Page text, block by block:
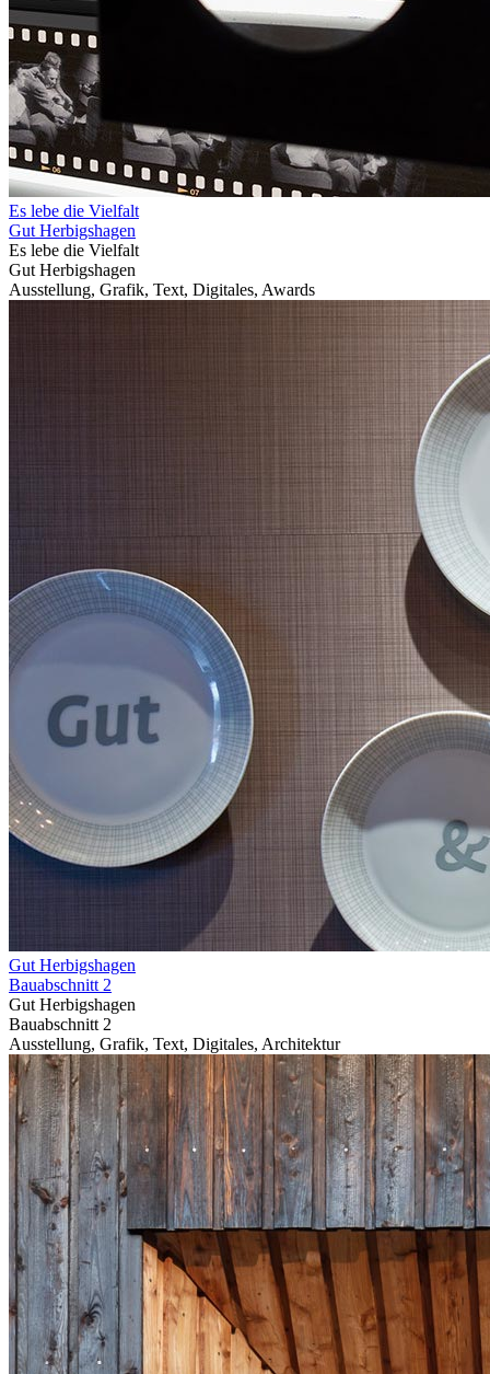
Es lebe die Vielfalt
Gut Herbigshagen
Es lebe die Vielfalt
Gut Herbigshagen
Ausstellung, Grafik, Text, Digitales, Awards
Gut Herbigshagen
Bauabschnitt 2
Gut Herbigshagen
Bauabschnitt 2
Ausstellung, Grafik, Text, Digitales, Architektur